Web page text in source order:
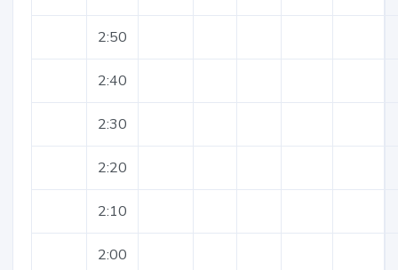
2:50
2:40
2:30
2:20
2:10
2:00